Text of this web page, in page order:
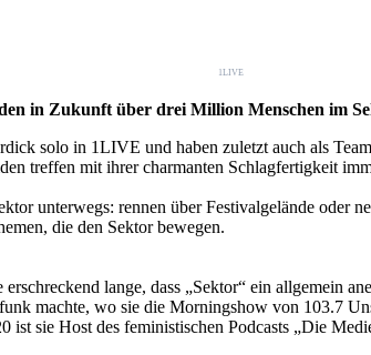
1LIVE
in Zukunft über drei Million Menschen im
solo in 1LIVE und haben zuletzt auch als
treffen mit ihrer charmanten Schlagfertigkeit
unterwegs: rennen über Festivalgelände
die den Sektor bewegen.
lange, dass „Sektor“ ein allgemein
machte, wo sie die Morningshow von 103.7
sie Host des feministischen Podcasts „Die